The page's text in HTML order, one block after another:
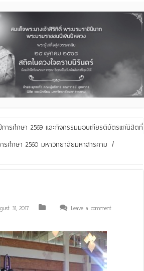
การศึกษา 2569 และกิจกรรมมอบเกียรติบัตรแก่นิสิ
วมสืบสานประเพณีฮีตเดือน ๘ ถวายเทียนพรรษา ๒
รศึกษา 2560 มหาวิทยาลัยมหาสารคาม /
31, 2017
Leave a comment